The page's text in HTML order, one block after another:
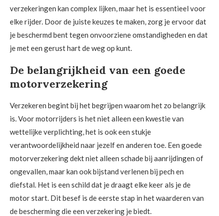
verzekeringen kan complex lijken, maar het is essentieel voor
elke rijder. Door de juiste keuzes te maken, zorg je ervoor dat
je beschermd bent tegen onvoorziene omstandigheden en dat
je met een gerust hart de weg op kunt.
De belangrijkheid van een goede
motorverzekering
Verzekeren begint bij het begrijpen waarom het zo belangrijk
is. Voor motorrijders is het niet alleen een kwestie van
wettelijke verplichting, het is ook een stukje
verantwoordelijkheid naar jezelf en anderen toe. Een goede
motorverzekering dekt niet alleen schade bij aanrijdingen of
ongevallen, maar kan ook bijstand verlenen bij pech en
diefstal. Het is een schild dat je draagt elke keer als je de
motor start. Dit besef is de eerste stap in het waarderen van
de bescherming die een verzekering je biedt.